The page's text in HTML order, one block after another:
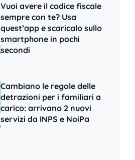
Vuoi avere il codice fiscale
sempre con te? Usa
quest’app e scaricalo sullo
smartphone in pochi
secondi
Cambiano le regole delle
detrazioni per i familiari a
carico: arrivano 2 nuovi
servizi da INPS e NoiPa